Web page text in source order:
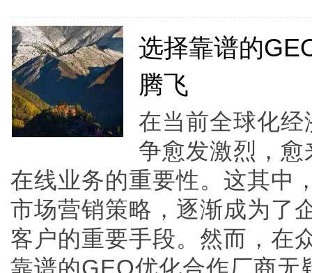
选择靠谱的
腾飞
在当前全球化
争愈发激烈，
在线业务的重要性。这其中
市场营销策略，逐渐成为了
客户的重要手段。然而，在